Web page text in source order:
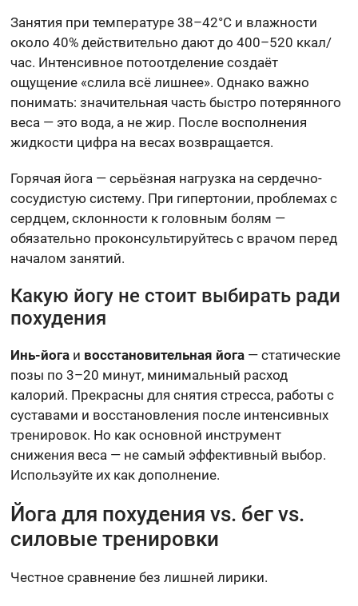
Занятия при температуре 38–42°C и влажности
около 40% действительно дают до 400–520 ккал/
час. Интенсивное потоотделение создаёт
ощущение «слила всё лишнее». Однако важно
понимать: значительная часть быстро потерянного
веса — это вода, а не жир. После восполнения
жидкости цифра на весах возвращается.
Горячая йога — серьёзная нагрузка на сердечно-
сосудистую систему. При гипертонии, проблемах с
сердцем, склонности к головным болям —
обязательно проконсультируйтесь с врачом перед
началом занятий.
Какую йогу не стоит выбирать ради
похудения
Инь-йога и восстановительная йога — статические
позы по 3–20 минут, минимальный расход
калорий. Прекрасны для снятия стресса, работы с
суставами и восстановления после интенсивных
тренировок. Но как основной инструмент
снижения веса — не самый эффективный выбор.
Используйте их как дополнение.
Йога для похудения vs. бег vs.
силовые тренировки
Честное сравнение без лишней лирики.